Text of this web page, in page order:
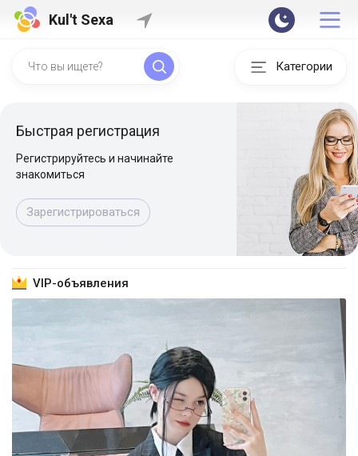
Kul't Sexa
Категории
Быстрая регистрация
Регистрируйтесь и начинайте
знакомиться
Зарегистрироваться
VIP-объявления